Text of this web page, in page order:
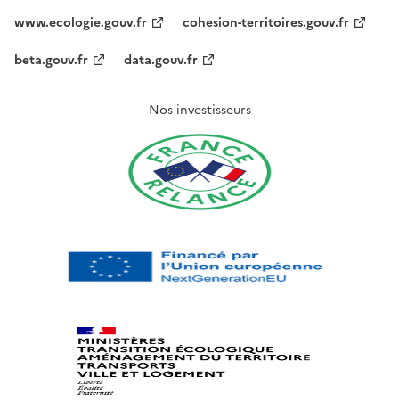
www.ecologie.gouv.fr
cohesion-territoires.gouv.fr
beta.gouv.fr
data.gouv.fr
Nos investisseurs